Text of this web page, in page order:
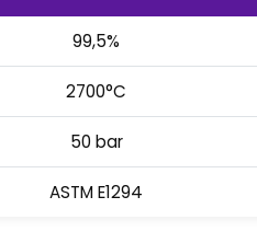
99,5%
2700°C
50 bar
ASTM E1294